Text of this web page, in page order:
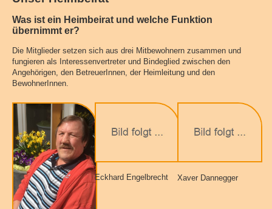
Was ist ein Heimbeirat und welche Funktion
übernimmt er?
Die Mitglieder setzen sich aus drei Mitbewohnern zusammen und
fungieren als Interessenvertreter und Bindeglied zwischen den
Angehörigen, den BetreuerInnen, der Heimleitung und den
BewohnerInnen.
Eckhard Engelbrecht Xaver Dannegger